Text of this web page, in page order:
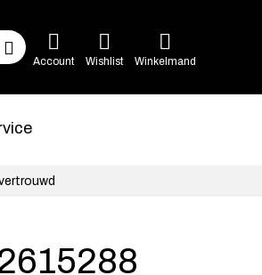
Account Wishlist Winkelmand